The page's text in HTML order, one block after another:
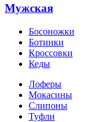
Мужская
Босоножки
Ботинки
Кроссовки
Кеды
Лоферы
Мокасины
Слипоны
Туфли